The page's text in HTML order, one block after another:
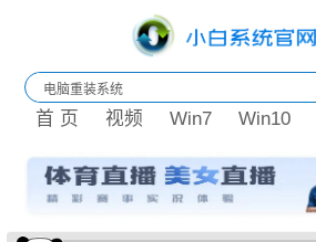
首 页 视频 Win7 Win10